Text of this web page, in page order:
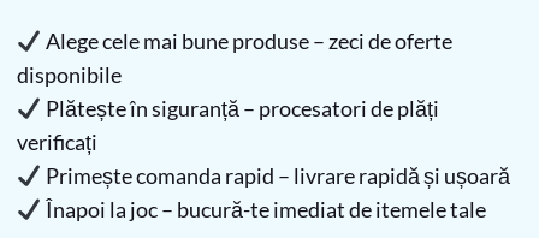
Alege cele mai bune produse – zeci de oferte
disponibile
Plătește în siguranță – procesatori de plăți
verificați
Primește comanda rapid – livrare rapidă și ușoară
Înapoi la joc – bucură-te imediat de itemele tale